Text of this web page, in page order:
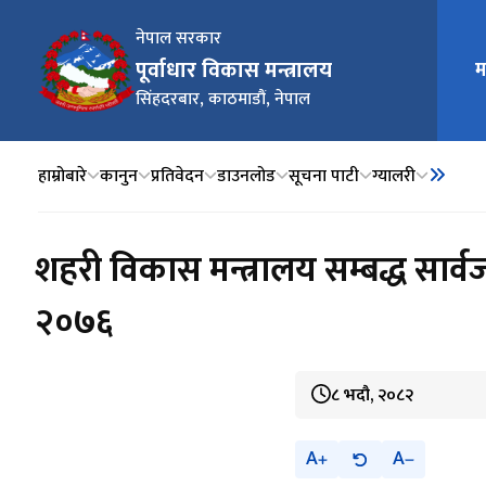
नेपाल सरकार
पूर्वाधार विकास मन्त्रालय
सिंहदरबार, काठमाडौं, नेपाल
मुख्य
हाम्रोबारे कानुन प्रतिवेदन डाउनलोड सूचना पाटी ग्यालरी
शहरी विकास मन्त्रालय सम्बद्ध
२०७६
८ भदौ, २०८२
A A